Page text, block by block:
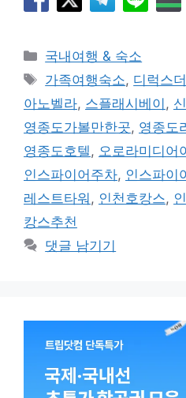
카
테
리
국내여행 & 숙소
태
그
가족여행숙소, 디럭스
아노벨라, 스플래시베이 ,
영종도가볼만한곳, 영종도
영종도호텔, 오로라미디어
인스파이어주차, 인스파이
레스트타워 , 인천호캉스,
캉스추천
댓글 남기기